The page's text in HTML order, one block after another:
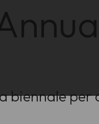
biennale